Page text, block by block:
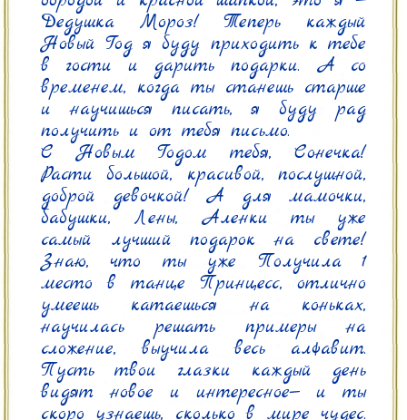
Дедушка Мороз! Теперь каждый
Новый Год я буду приходить к тебе
в гости и дарить подарки. А со
временем, когда ты станешь старше
и научишься писать, я буду рад
получить и от тебя письмо.
С Новым Годом тебя, Сонечка!
Расти большой, красивой, послушной,
доброй девочкой! А для мамочки,
бабушки, Лены, Аленки ты уже
самый лучший подарок на свете!
Знаю, что ты уже Получила 1
место в танце Принцесс, отлично
умеешь катаешься на коньках,
научилась решать примеры на
сложение, выучила весь алфавит.
Пусть твои глазки каждый день
видят новое и интересное— и ты
скоро узнаешь, сколько в мире чудес.